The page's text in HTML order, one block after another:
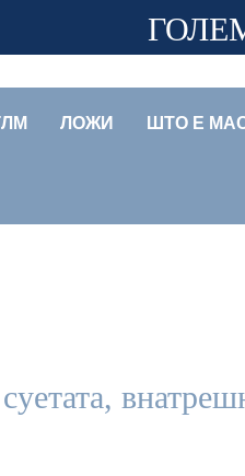
ЛОЖИ ШТО Е